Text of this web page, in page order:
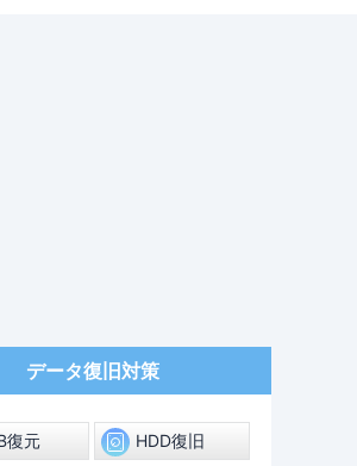
データ復旧対策
復元 HDD復旧